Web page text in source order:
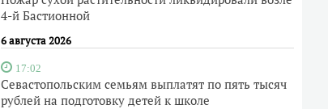
4-й Бастионной
6 августа 2026
17:02
Севастопольским семьям выплатят по пять тысяч
рублей на подготовку детей к школе